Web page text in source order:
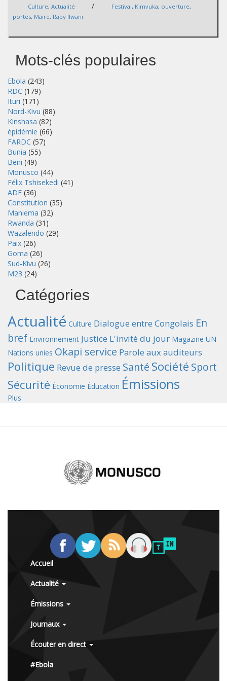
Culture, Actualité / Festival, Kimvuka, ouverture,
portes, Maire, Raby Ilwani
Mots-clés populaires
Ebola (243)
RDC (179)
Ituri (171)
Nord-Kivu (88)
Kinshasa (82)
épidémie (66)
FARDC (57)
Bunia (55)
Beni (49)
Monusco (44)
Félix Tshisekedi (41)
ADF (36)
Constitution (35)
Maniema (32)
Rwanda (31)
Wazalendo (29)
Paix (26)
Goma (26)
Sud-Kivu (26)
M23 (24)
Catégories
Actualité Culture Dialogue entre Congolais En
bref Environnement Justice L'invité du jour Magazine UN
Nations unies Okapi service Parole aux auditeurs
Politique Revue de presse Santé Société Sport
Sécurité Économie Éducation Émissions
Plus
Accueil
Actualité
Émissions
Journaux
Écouter en direct
#Ebola